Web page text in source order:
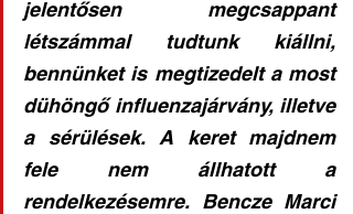
jelentősen megcsappant
létszámmal tudtunk kiállni,
bennünket is megtizedelt a most
dühöngő influenzajárvány, illetve
a sérülések. A keret majdnem
fele nem állhatott a
rendelkezésemre. Bencze Marci